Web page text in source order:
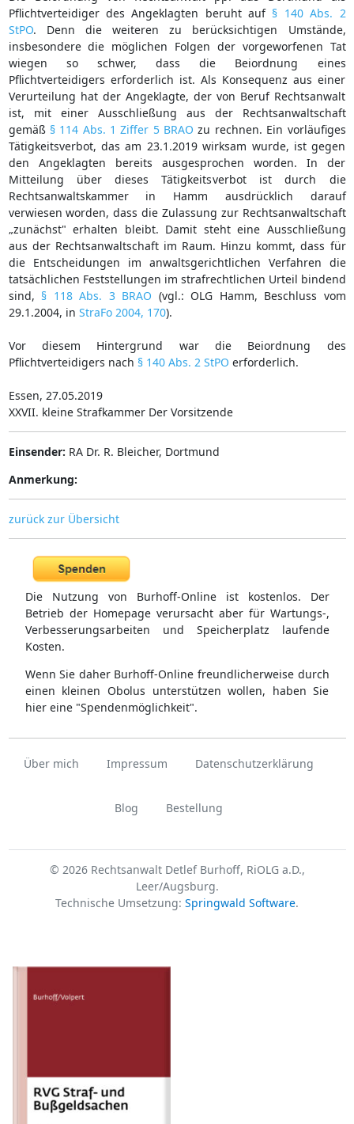
Pflichtverteidiger des Angeklagten beruht auf § 140 Abs. 2
StPO. Denn die weiteren zu berücksichtigen Umstände,
insbesondere die möglichen Folgen der vorgeworfenen Tat
wiegen so schwer, dass die Beiordnung eines
Pflichtverteidigers erforderlich ist. Als Konsequenz aus einer
Verurteilung hat der Angeklagte, der von Beruf Rechtsanwalt
ist, mit einer Ausschließung aus der Rechtsanwaltschaft
gemäß § 114 Abs. 1 Ziffer 5 BRAO zu rechnen. Ein vorläufiges
Tätigkeitsverbot, das am 23.1.2019 wirksam wurde, ist gegen
den Angeklagten bereits ausgesprochen worden. In der
Mitteilung über dieses Tätigkeitsverbot ist durch die
Rechtsanwaltskammer in Hamm ausdrücklich darauf
verwiesen worden, dass die Zulassung zur Rechtsanwaltschaft
„zunächst" erhalten bleibt. Damit steht eine Ausschließung
aus der Rechtsanwaltschaft im Raum. Hinzu kommt, dass für
die Entscheidungen im anwaltsgerichtlichen Verfahren die
tatsächlichen Feststellungen im strafrechtlichen Urteil bindend
sind, § 118 Abs. 3 BRAO (vgl.: OLG Hamm, Beschluss vom
29.1.2004, in StraFo 2004, 170).
Vor diesem Hintergrund war die Beiordnung des
Pflichtverteidigers nach § 140 Abs. 2 StPO erforderlich.
Essen, 27.05.2019
XXVII. kleine Strafkammer Der Vorsitzende
Einsender: RA Dr. R. Bleicher, Dortmund
Anmerkung:
zurück zur Übersicht
Die Nutzung von Burhoff-Online ist kostenlos. Der
Betrieb der Homepage verursacht aber für Wartungs-,
Verbesserungsarbeiten und Speicherplatz laufende
Kosten.
Wenn Sie daher Burhoff-Online freundlicherweise durch
einen kleinen Obolus unterstützen wollen, haben Sie
hier eine "Spendenmöglichkeit".
Über mich Impressum Datenschutzerklärung
Blog Bestellung
© 2026 Rechtsanwalt Detlef Burhoff, RiOLG a.D.,
Leer/Augsburg.
Technische Umsetzung: Springwald Software.